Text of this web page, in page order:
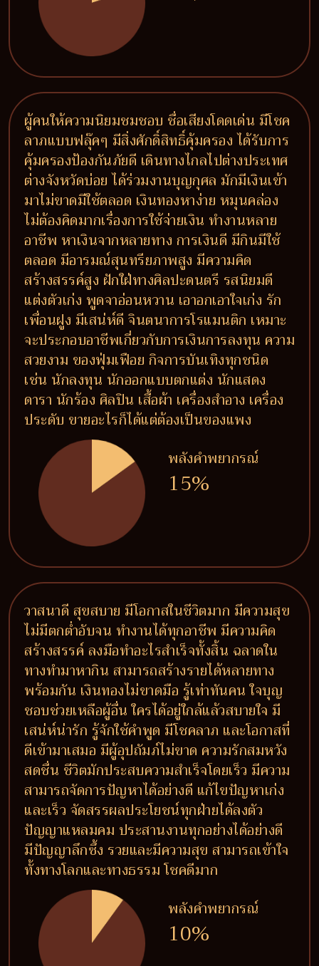
ผู้คนให้ความนิยมชมชอบ ชื่อเสียงโดดเด่น มีโชค
ลาภแบบฟลุ๊คๆ มีสิ่งศักดิ์สิทธิ์คุ้มครอง ได้รับการ
คุ้มครองป้องกันภัยดี เดินทางไกลไปต่างประเทศ
ต่างจังหวัดบ่อย ได้ร่วมงานบุญกุศล มักมีเงินเข้า
มาไม่ขาดมีใช้ตลอด เงินทองหาง่าย หมุนคล่อง
ไม่ต้องคิดมากเรื่องการใช้จ่ายเงิน ทำงานหลาย
อาชีพ หาเงินจากหลายทาง การเงินดี มีกินมีใช้
ตลอด มีอารมณ์สุนทรียภาพสูง มีความคิด
สร้างสรรค์สูง ฝักใฝ่ทางศิลปะดนตรี รสนิยมดี
แต่งตัวเก่ง พูดจาอ่อนหวาน เอาอกเอาใจเก่ง รัก
เพื่อนฝูง มีเสน่ห์ดี จินตนาการโรแมนติก เหมาะ
จะประกอบอาชีพเกี่ยวกับการเงินการลงทุน ความ
สวยงาม ของฟุ่มเฟือย กิจการบันเทิงทุกชนิด
เช่น นักลงทุน นักออกแบบตกแต่ง นักแสดง
ดารา นักร้อง ศิลปิน เสื้อผ้า เครื่องสำอาง เครื่อง
ประดับ ขายอะไรก็ได้แต่ต้องเป็นของแพง
พลังคำพยากรณ์
15%
วาสนาดี สุขสบาย มีโอกาสในชีวิตมาก มีความสุข
ไม่มีตกต่ำอับจน ทำงานได้ทุกอาชีพ มีความคิด
สร้างสรรค์ ลงมือทำอะไรสำเร็จทั้งสิ้น ฉลาดใน
ทางทำมาหากิน สามารถสร้างรายได้หลายทาง
พร้อมกัน เงินทองไม่ขาดมือ รู้เท่าทันคน ใจบุญ
ชอบช่วยเหลือผู้อื่น ใครได้อยู่ใกล้แล้วสบายใจ มี
เสน่ห์น่ารัก รู้จักใช้คำพูด มีโชคลาภ และโอกาสที่
ดีเข้ามาเสมอ มีผู้อุปถัมภ์ไม่ขาด ความรักสมหวัง
สดชื่น ชีวิตมักประสบความสำเร็จโดยเร็ว มีความ
สามารถจัดการปัญหาได้อย่างดี แก้ไขปัญหาเก่ง
และเร็ว จัดสรรผลประโยชน์ทุกฝ่ายได้ลงตัว
ปัญญาแหลมคม ประสานงานทุกอย่างได้อย่างดี
มีปัญญาลึกซึ้ง รวยและมีความสุข สามารถเข้าใจ
ทั้งทางโลกและทางธรรม โชคดีมาก
พลังคำพยากรณ์
10%